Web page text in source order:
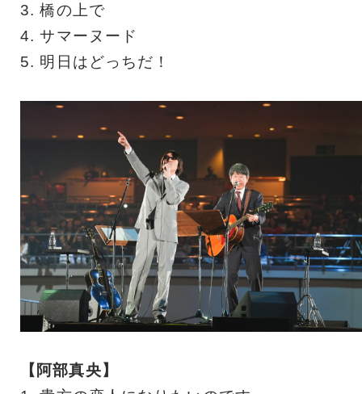
3. 橋の上で
4. サマーヌード
5. 明日はどっちだ！
【阿部真央】